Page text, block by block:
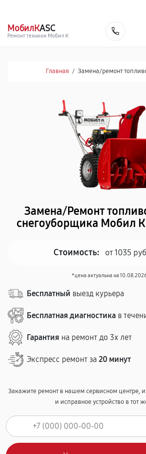
МобилКASC
Ремонт техники Мобил К
Главная / Замена/pемонт
Замена/Pемонт
снегоуборщика Мобил К
Стоимость: от 1035
*цена актуальна на
Бесплатный выезд курьера
Бесплатная диагностика в
Гарантия на ремонт до 3х лет
Экспресс ремонт за 20 минут
Закажите ремонт в нашем сервисном центре,
и исправное устройство в тот